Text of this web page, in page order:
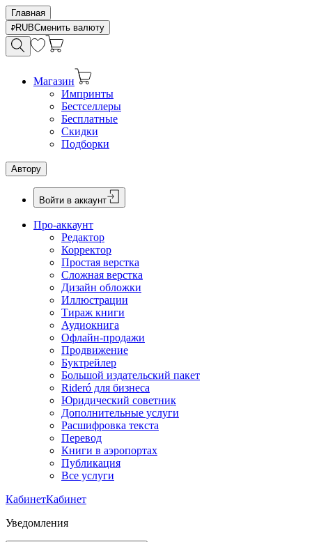
Главная
RUBСменить валюту
Магазин
Импринты
Бестселлеры
Бесплатные
Скидки
Подборки
Автору
Войти в аккаунт
Про-аккаунт
Редактор
Корректор
Простая верстка
Сложная верстка
Дизайн обложки
Иллюстрации
Тираж книги
Аудиокнига
Офлайн-продажи
Продвижение
Буктрейлер
Большой издательский пакет
Rideró для бизнеса
Юридический советник
Дополнительные услуги
Расшифровка текста
Перевод
Книги в аэропортах
Публикация
Все услуги
КабинетКабинет
Уведомления